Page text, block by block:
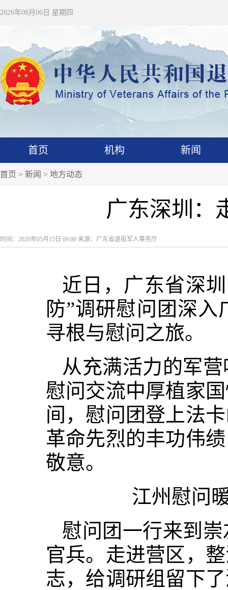
2026年08月06日 星期四
首页 机构 新闻
首页 > 新闻 > 地方动态
广东深圳：
时间：2026年05月15日 09:00 来源：广东省退役军人事务厅
近日，广东省深
防”调研慰问团深
寻根与慰问之旅。
从充满活力的军
慰问交流中厚植家
间，慰问团登上法
革命先烈的丰功伟
敬意。
江州慰问
慰问团一行来到
官兵。走进营区，
志，给调研组留下